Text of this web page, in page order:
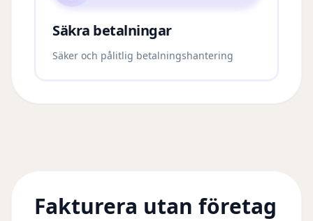
Säkra betalningar
Säker och pålitlig betalningshantering
Fakturera utan företag